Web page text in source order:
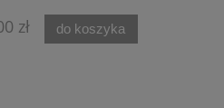
zł do koszyka